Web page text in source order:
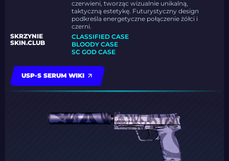
czerwieni, tworząc wizualnie unikalną,
taktyczną estetykę. Futurystyczny design
podkreśla energetyczne połączenie żółci i
czerni.
SKRZYNIE
SKIN.CLUB
CLASSIFIED CASE
BLOODY CASE
SC GOD CASE
USP-S SERUM WIKI